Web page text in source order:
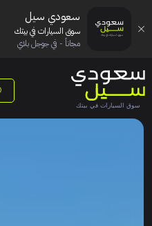
سعودي سيل
سوق السيارات في بيتك
مجاناً - في جوجل بلاي